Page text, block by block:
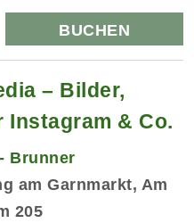
BUCHEN
– Bilder,
Instagram & Co.
Brunner
am Garnmarkt, Am
205